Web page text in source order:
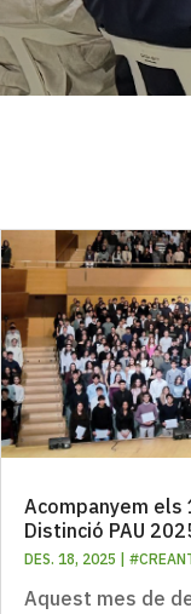
Acompanyem
Distinció PAU
DES. 18, 2025
Aquest mes de